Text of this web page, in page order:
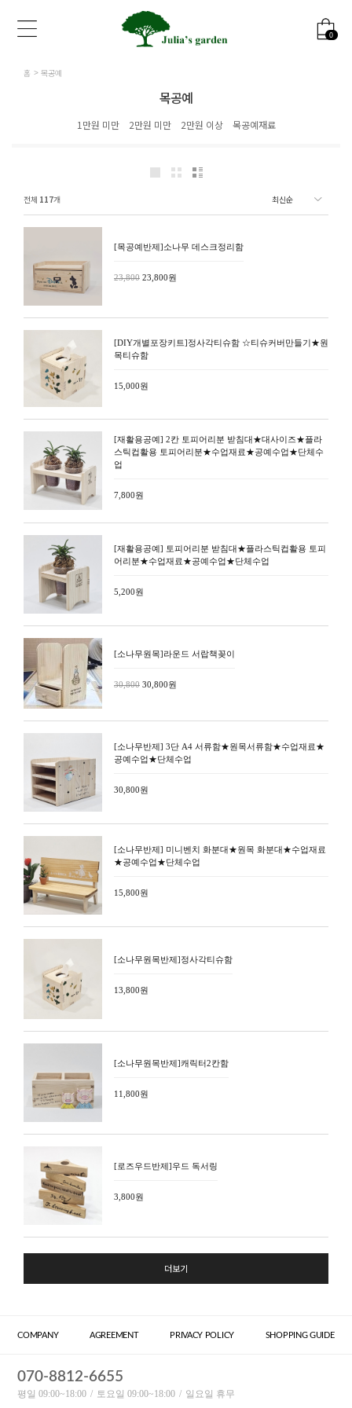
0
홈 목공예
목공예
1만원 미만 2만원 미만 2만원 이상 목공예재료
전체 117개
[목공예반제]소나무 데스크정리함
23,800 23,800원
[DIY개별포장키트]정사각티슈함 ☆티슈커버만들기★원
목티슈함
15,000원
[재활용공예] 2칸 토피어리분 받침대★대사이즈★플라
스틱컵활용 토피어리분★수업재료★공예수업★단체수
업
7,800원
[재활용공예] 토피어리분 받침대★플라스틱컵활용 토피
어리분★수업재료★공예수업★단체수업
5,200원
[소나무원목]라운드 서랍책꽂이
30,800 30,800원
[소나무반제] 3단 A4 서류함★원목서류함★수업재료★
공예수업★단체수업
30,800원
[소나무반제] 미니벤치 화분대★원목 화분대★수업재료
★공예수업★단체수업
15,800원
[소나무원목반제]정사각티슈함
13,800원
[소나무원목반제]캐릭터2칸함
11,800원
[로즈우드반제]우드 독서링
3,800원
더보기
COMPANY AGREEMENT PRIVACY POLICY SHOPPING GUIDE
070-8812-6655
평일 09:00~18:00 토요일 09:00~18:00 일요일 휴무